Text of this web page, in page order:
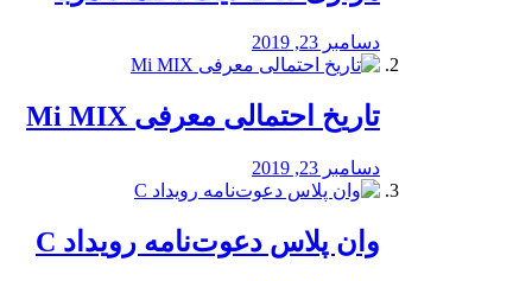
دسامبر 23, 2019
تاریخ احتمالی معرفی Mi MIX
دسامبر 23, 2019
وان پلاس دعوت‌نامه رویداد C